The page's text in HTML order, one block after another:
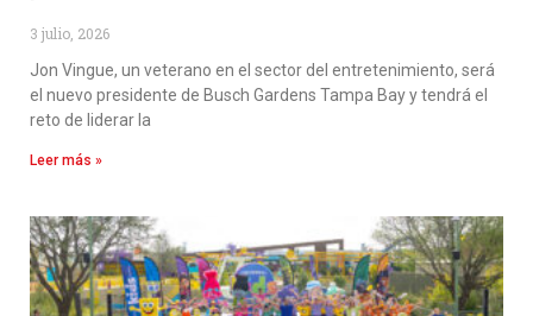
3 julio, 2026
Jon Vingue, un veterano en el sector del entretenimiento, será
el nuevo presidente de Busch Gardens Tampa Bay y tendrá el
reto de liderar la
Leer más »